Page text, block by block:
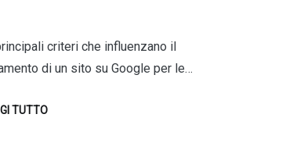
criteri che influenzano il
di un sito su Google per le…
TUTTO